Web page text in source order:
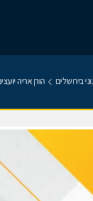
בירושלים הורן אריה